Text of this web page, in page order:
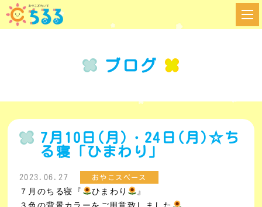
ブログ
7月10日(月)・24日(月)☆ち
る寝「ひまわり」
2023.06.27 おやこスペース
７月のちる寝『 ひまわり 』